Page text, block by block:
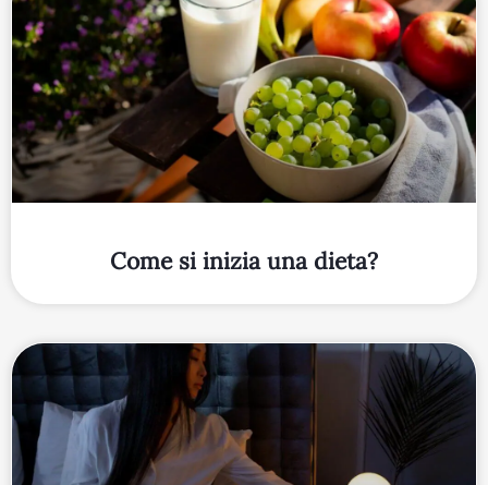
Come si inizia una dieta?